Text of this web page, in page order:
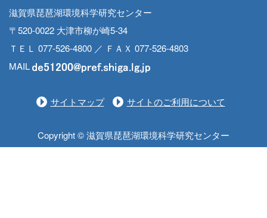
滋賀県琵琶湖環境科学研究センター
〒520-0022 大津市柳が崎5-34
ＴＥＬ 077-526-4800 ／ ＦＡＸ 077-526-4803
MAIL
サイトマップ サイトのご利用について
Copyright © 滋賀県琵琶湖環境科学研究センター